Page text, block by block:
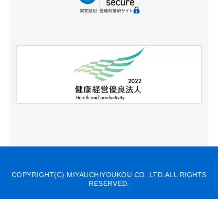
COPYRIGHT(C) MIYAUCHIYOUKOU CO.,LTD.ALL RIGHTS
RESERVED.